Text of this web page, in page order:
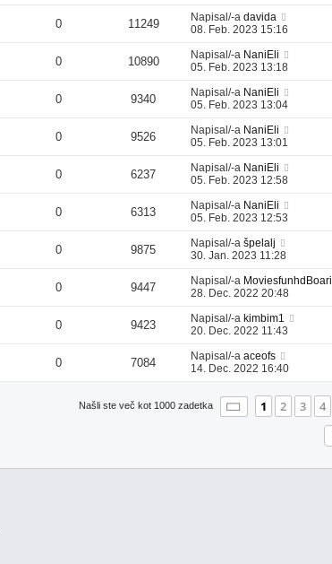
0 11249 Napisal/-a davida
08. Feb. 2023 15:16
0 10890 Napisal/-a NaniEli
05. Feb. 2023 13:18
0 9340 Napisal/-a NaniEli
05. Feb. 2023 13:04
0 9526 Napisal/-a NaniEli
05. Feb. 2023 13:01
0 6237 Napisal/-a NaniEli
05. Feb. 2023 12:58
0 6313 Napisal/-a NaniEli
05. Feb. 2023 12:53
0 9875 Napisal/-a špelalj
30. Jan. 2023 11:28
0 9447 Napisal/-a MoviesfunhdBoari
28. Dec. 2022 20:48
0 9423 Napisal/-a kimbim1
20. Dec. 2022 11:43
0 7084 Napisal/-a aceofs
14. Dec. 2022 16:40
Našli ste več kot 1000 zadetka Stran 1od34
1 2 3 4